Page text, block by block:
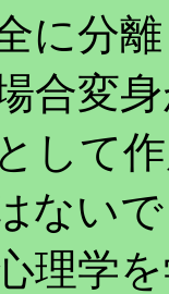
に分
合変
して
ない
理学